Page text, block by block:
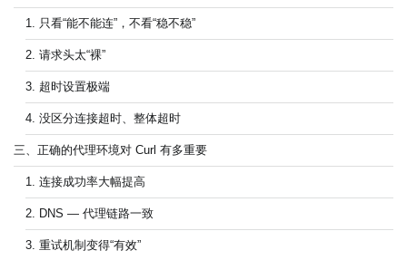
1. 只看“能不能连”，不看“稳不稳”
2. 请求头太“裸”
3. 超时设置极端
4. 没区分连接超时、整体超时
三、正确的代理环境对 Curl 有多重要
1. 连接成功率大幅提高
2. DNS — 代理链路一致
3. 重试机制变得“有效”